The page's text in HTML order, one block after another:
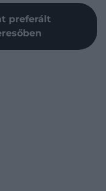
preferált